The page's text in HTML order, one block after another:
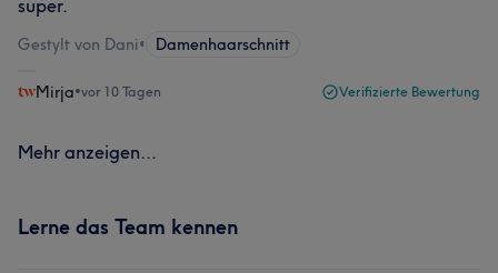
super.
Gestylt von Dani• Damenhaarschnitt
Mirja•vor 10 Tagen Verifizierte Bewertung
Mehr anzeigen...
Lerne das Team kennen